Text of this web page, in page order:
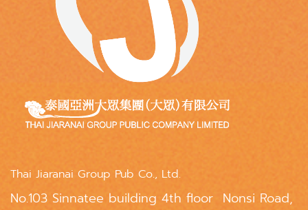
Thai Jiaranai Group Pub Co., Ltd.
No.103 Sinnatee building 4th floor Nonsi Road,